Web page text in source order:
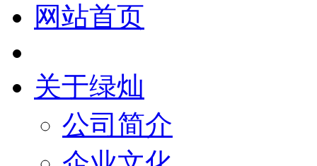
网站首页
关于绿灿
公司简介